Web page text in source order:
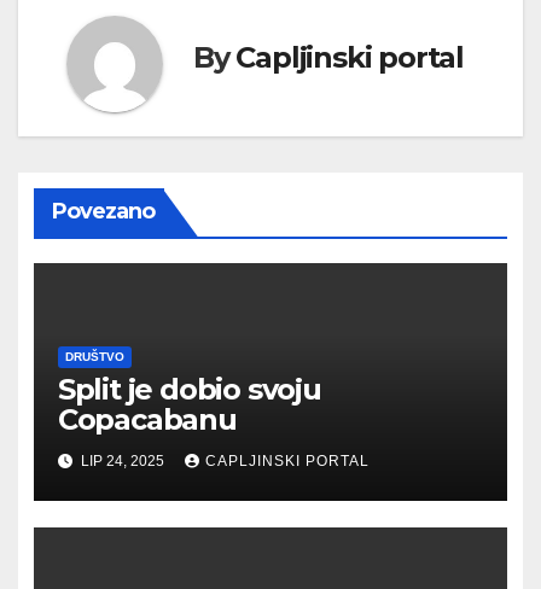
ByCapljinski portal
Povezano
DRUŠTVO
Split je dobio svoju
Copacabanu
LIP 24, 2025 CAPLJINSKI PORTAL